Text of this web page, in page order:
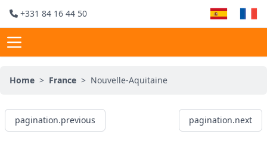
+331 84 16 44 50
Home > France > Nouvelle-Aquitaine
pagination.previous pagination.next